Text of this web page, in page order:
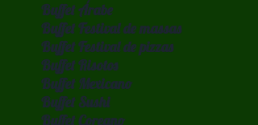
Buffet Árabe
Buffet Festival de massas
Buffet Festival de pizzas
Buffet Risotos
Buffet Mexicano
Buffet Sushi
Buffet Coreano